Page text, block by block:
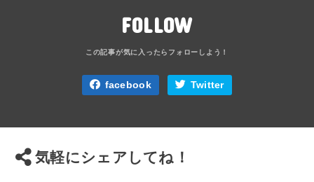
FOLLOW
facebook Twitter
気軽にシェアしてね！